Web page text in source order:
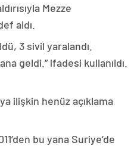
Mezze
aldı.
3 sivil yaralandı.
geldi.” ifadesi kullanıldı.
ilişkin henüz açıklama
bu yana Suriye’de